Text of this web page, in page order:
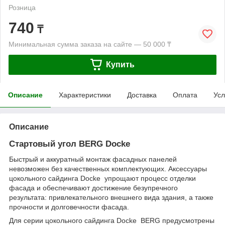
Розница
740 ₸
Минимальная сумма заказа на сайте — 50 000 ₸
Купить
Описание Характеристики Доставка Оплата
Описание
Стартовый угол BERG Docke
Быстрый и аккуратный монтаж фасадных панелей
невозможен без качественных комплектующих. Аксессуары
цокольного сайдинга Docke упрощают процесс отделки
фасада и обеспечивают достижение безупречного
результата: привлекательного внешнего вида здания, а также
прочности и долговечности фасада.
Для серии цокольного сайдинга Docke BERG предусмотрены